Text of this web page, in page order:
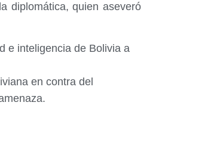
diplomática, quien aseveró
e inteligencia de Bolivia a
en contra del